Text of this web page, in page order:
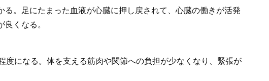
る。足にたまった血液が心臓に押し戻されて、心臓の働きが活発
くなる。
度になる。体を支える筋肉や関節への負担が少なくなり、緊張が